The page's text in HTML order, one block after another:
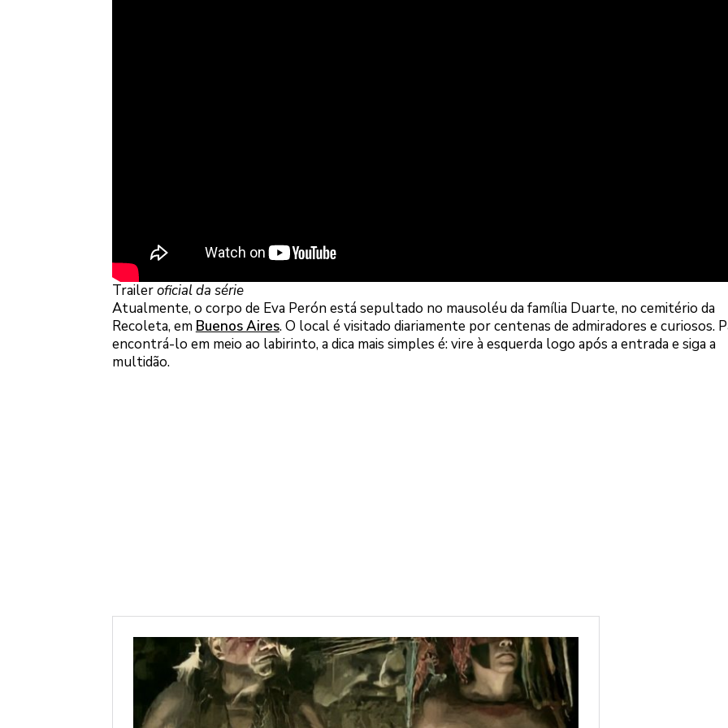
Traileroficial da série
Atualmente, o corpo de Eva Perón está sepultado no mausoléu da família Duarte, no cemitério da
Recoleta, em Buenos Aires. O local é visitado diariamente por centenas de admiradores e curiosos.
encontrá-lo em meio ao labirinto, a dica mais simples é: vire à esquerda logo após a entrada e siga a
multidão.